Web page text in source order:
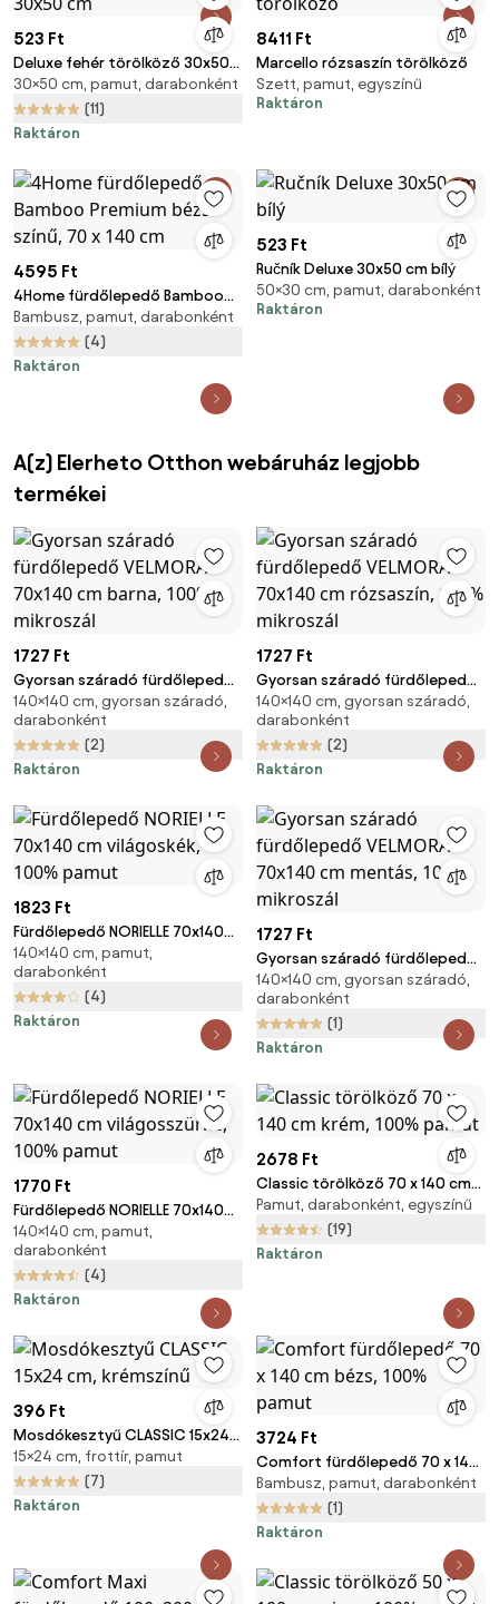
523 Ft
Deluxe fehér törölköző 30x50
cm
30×50 cm, pamut, darabonként
(11)
Raktáron
8411 Ft
Marcello rózsaszín törölköző
Szett, pamut, egyszínű
Raktáron
4595 Ft
4Home fürdőlepedő Bamboo
Premium bézs színű, 70 x 140
cm
Bambusz, pamut, darabonként
(4)
Raktáron
523 Ft
Ručník Deluxe 30x50 cm bílý
50×30 cm, pamut, darabonként
Raktáron
A(z) Elerheto Otthon webáruház legjobb
termékei
1727 Ft
Gyorsan száradó fürdőlepedő
VELMORA 70x140 cm barna,
100% mikroszál
140×140 cm, gyorsan száradó,
darabonként
(2)
Raktáron
1727 Ft
Gyorsan száradó fürdőlepedő
VELMORA 70x140 cm rózsaszín,
100% mikroszál
140×140 cm, gyorsan száradó,
darabonként
(2)
Raktáron
1823 Ft
Fürdőlepedő NORIELLE 70x140
cm világoskék, 100% pamut
140×140 cm, pamut,
darabonként
(4)
Raktáron
1727 Ft
Gyorsan száradó fürdőlepedő
VELMORA 70x140 cm mentás,
100% mikroszál
140×140 cm, gyorsan száradó,
darabonként
(1)
Raktáron
1770 Ft
Fürdőlepedő NORIELLE 70x140
cm világosszürke, 100% pamut
140×140 cm, pamut,
darabonként
(4)
Raktáron
2678 Ft
Classic törölköző 70 x 140 cm
krém, 100% pamut
Pamut, darabonként, egyszínű
(19)
Raktáron
396 Ft
Mosdókesztyű CLASSIC 15x24
cm, krémszínű
15×24 cm, frottír, pamut
(7)
Raktáron
3724 Ft
Comfort fürdőlepedő 70 x 140
cm bézs, 100% pamut
Bambusz, pamut, darabonként
(1)
Raktáron